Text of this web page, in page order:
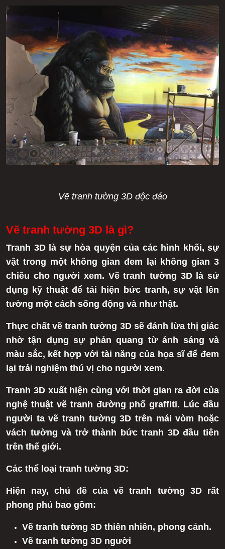
Vẽ tranh tường 3D độc đáo
Vẽ tranh tường 3D là gì?
Tranh 3D là sự hòa quyện của các hình khối, sự
vật trong một không gian đem lại không gian 3
chiều cho người xem. Vẽ tranh tường 3D là sử
dụng kỹ thuật để tái hiện bức tranh, sự vật lên
tường một cách sống động và như thật.
Thực chất vẽ tranh tường 3D sẽ đánh lừa thị giác
nhờ tận dụng sự phản quang từ ánh sáng và
màu sắc, kết hợp với tài năng của họa sĩ để đem
lại trải nghiệm thú vị cho người xem.
Tranh 3D xuất hiện cùng với thời gian ra đời của
nghệ thuật vẽ tranh đường phố graffiti. Lúc đầu
người ta vẽ tranh tường 3D trên mái vòm hoặc
vách tường và trở thành bức tranh 3D đầu tiên
trên thế giới.
Các thể loại tranh tường 3D:
Hiện nay, chủ đề của vẽ tranh tường 3D rất
phong phú bao gồm:
Vẽ tranh tường 3D thiên nhiên, phong cảnh.
Vẽ tranh tường 3D người